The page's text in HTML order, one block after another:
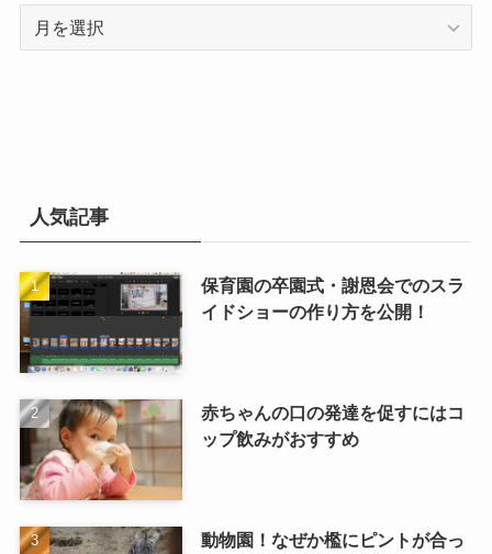
人気記事
保育園の卒園式・謝恩会でのスラ
イドショーの作り方を公開！
赤ちゃんの口の発達を促すにはコ
ップ飲みがおすすめ
動物園！なぜか檻にピントが合っ